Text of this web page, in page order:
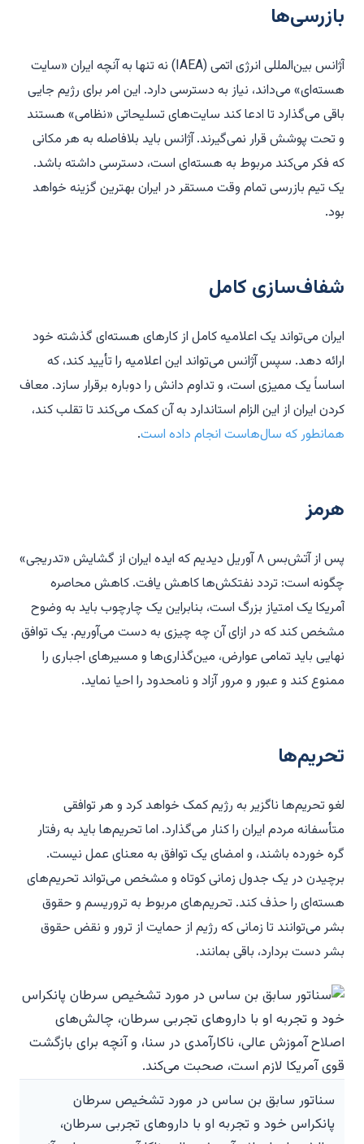
بازرسی‌ها
آژانس بین‌المللی انرژی اتمی (IAEA) نه تنها به آنچه ایران «سایت
هسته‌ای» می‌داند، نیاز به دسترسی دارد. این امر برای رژیم جایی
باقی می‌گذارد تا ادعا کند سایت‌های تسلیحاتی «نظامی» هستند
و تحت پوشش قرار نمی‌گیرند. آژانس باید بلافاصله به هر مکانی
که فکر می‌کند مربوط به هسته‌ای است، دسترسی داشته باشد.
یک تیم بازرسی تمام وقت مستقر در ایران بهترین گزینه خواهد
بود.
شفاف‌سازی کامل
ایران می‌تواند یک اعلامیه کامل از کارهای هسته‌ای گذشته خود
ارائه دهد. سپس آژانس می‌تواند این اعلامیه را تأیید کند، که
اساساً یک ممیزی است، و تداوم دانش را دوباره برقرار سازد. معاف
کردن ایران از این الزام استاندارد به آن کمک می‌کند تا تقلب کند،
همانطور که سال‌هاست انجام داده است.
هرمز
پس از آتش‌بس ۸ آوریل دیدیم که ایده ایران از گشایش «تدریجی»
چگونه است: تردد نفتکش‌ها کاهش یافت. کاهش محاصره
آمریکا یک امتیاز بزرگ است، بنابراین یک چارچوب باید به وضوح
مشخص کند که در ازای آن چه چیزی به دست می‌آوریم. یک توافق
نهایی باید تمامی عوارض، مین‌گذاری‌ها و مسیرهای اجباری را
ممنوع کند و عبور و مرور آزاد و نامحدود را احیا نماید.
تحریم‌ها
لغو تحریم‌ها ناگزیر به رژیم کمک خواهد کرد و هر توافقی
متأسفانه مردم ایران را کنار می‌گذارد. اما تحریم‌ها باید به رفتار
گره خورده باشند، و امضای یک توافق به معنای عمل نیست.
برچیدن در یک جدول زمانی کوتاه و مشخص می‌تواند تحریم‌های
هسته‌ای را حذف کند. تحریم‌های مربوط به تروریسم و حقوق
بشر می‌توانند تا زمانی که رژیم از حمایت از ترور و نقض حقوق
بشر دست بردارد، باقی بمانند.
سناتور سابق بن ساس در مورد تشخیص سرطان
پانکراس خود و تجربه او با داروهای تجربی سرطان،